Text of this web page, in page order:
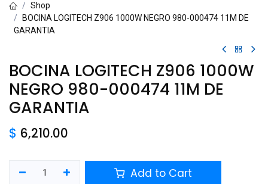
Shop
BOCINA LOGITECH Z906 1000W NEGRO 980-000474 11M DE
GARANTIA
BOCINA LOGITECH Z906 1000W
NEGRO 980-000474 11M DE
GARANTIA
$ 6,210.00
Add to Cart